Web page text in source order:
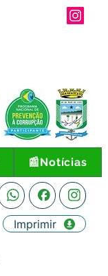
📰Notícias
Imprimir